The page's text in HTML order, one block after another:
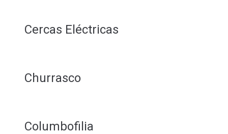
Cercas Eléctricas
Churrasco
Columbofilia